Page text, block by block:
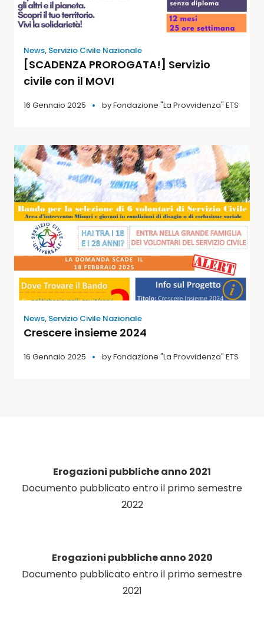
News, Servizio Civile Nazionale
[SCADENZA PROROGATA!] Servizio
civile con il MOVI
16 Gennaio 2025 byFondazione "La Provvidenza" ETS
News, Servizio Civile Nazionale
Crescere insieme 2024
16 Gennaio 2025 byFondazione "La Provvidenza" ETS
Erogazioni pubbliche anno 2021
Documento pubblicato entro il primo semestre
2022
Erogazioni pubbliche anno 2020
Documento pubblicato entro il primo semestre
2021